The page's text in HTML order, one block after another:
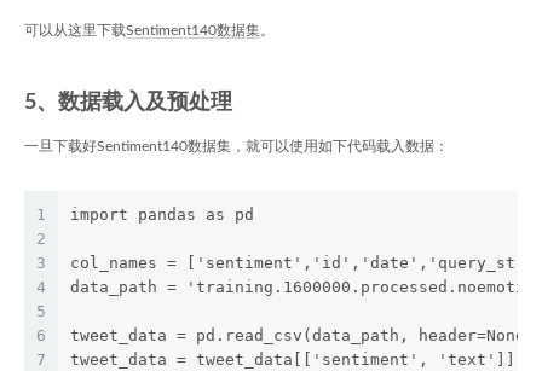
可以从这里下载Sentiment140数据集。
5、数据载入及预处理
一旦下载好Sentiment140数据集，就可以使用如下代码载入数据：
1
2
3
4
5
6
7
import pandas as pd
col_names =
data_path =
tweet_data = pd.read_csv(data_path,
tweet_data = tweet_data[['sentiment', 'text']] #